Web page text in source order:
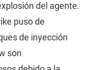
del agente.
puso de
de inyección
son